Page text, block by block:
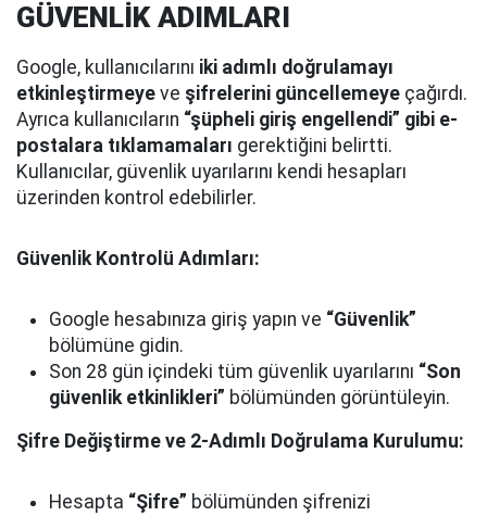
GÜVENLİK ADIMLARI
Google, kullanıcılarını iki adımlı doğrulamayı
etkinleştirmeye ve şifrelerini güncellemeye çağırdı.
Ayrıca kullanıcıların “şüpheli giriş engellendi” gibi e-
postalara tıklamamaları gerektiğini belirtti.
Kullanıcılar, güvenlik uyarılarını kendi hesapları
üzerinden kontrol edebilirler.
Güvenlik Kontrolü Adımları:
Google hesabınıza giriş yapın ve “Güvenlik”
bölümüne gidin.
Son 28 gün içindeki tüm güvenlik uyarılarını “Son
güvenlik etkinlikleri” bölümünden görüntüleyin.
Şifre Değiştirme ve 2-Adımlı Doğrulama Kurulumu:
Hesapta “Şifre” bölümünden şifrenizi